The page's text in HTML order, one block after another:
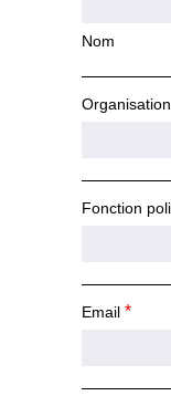
Nom
Fonction
Email *